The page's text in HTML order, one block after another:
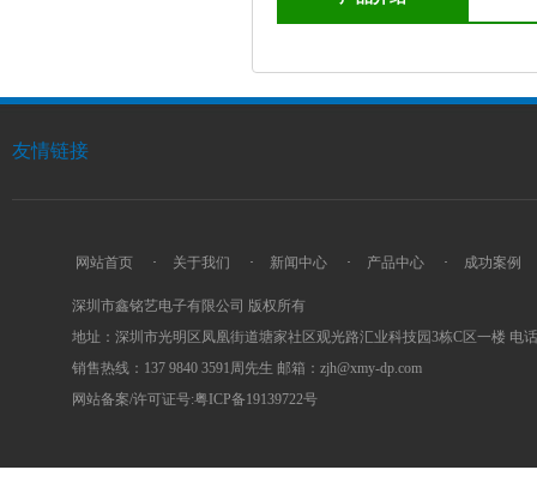
友情链接
网站首页 · 关于我们 · 新闻中心 · 产品中心 · 成功案例
深圳市鑫铭艺电子有限公司 版权所有
地址：深圳市光明区凤凰街道塘家社区观光路汇业科技园3栋C区一楼 电话
销售热线：137 9840 3591周先生 邮箱：zjh@xmy-dp.com
网站备案/许可证号:粤ICP备19139722号